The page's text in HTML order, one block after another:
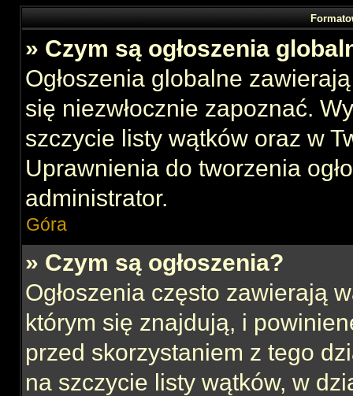
» Czym są ogłoszenia
Ogłoszenia globalne
się niezwłocznie zapoznać.
szczycie listy wątków oraz w
Uprawnienia do tworzenia
administrator.
Góra
» Czym są ogłoszenia?
Ogłoszenia często zawierają
którym się znajdują, i
przed skorzystaniem z tego
na szczycie listy wątków, w